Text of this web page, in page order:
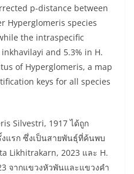
p-distance between
Hyperglomeris species
the intraspecific
and 5.3% in H.
of Hyperglomeris, a map
keys for all species
Silvestri, 1917 ได้ถูก
งแรก ซึ่งเป็นสายพันธุ์ที่ค้นพบ
Likhitrakarn, 2023 และ H.
จากแขวงหัวพันและแขวงคำ